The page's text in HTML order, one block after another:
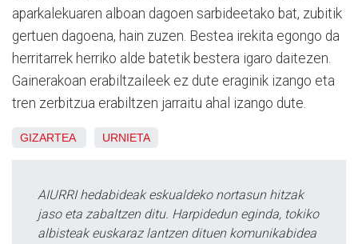
aparkalekuaren alboan dagoen sarbideetako bat, zubitik
gertuen dagoena, hain zuzen. Bestea irekita egongo da
herritarrek herriko alde batetik bestera igaro daitezen.
Gainerakoan erabiltzaileek ez dute eraginik izango eta
tren zerbitzua erabiltzen jarraitu ahal izango dute.
GIZARTEA URNIETA
AIURRI hedabideak eskualdeko nortasun hitzak
jaso eta zabaltzen ditu. Harpidedun eginda, tokiko
albisteak euskaraz lantzen dituen komunikabidea